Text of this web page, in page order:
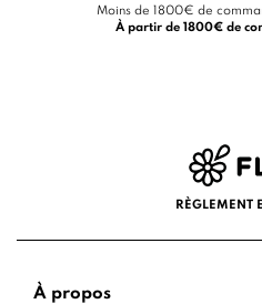
Moins de 1800€ de
À partir de 1800€ de
RÈGLEMENT
À propos